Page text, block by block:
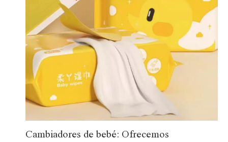
Cambiadores de bebé: Ofrecemos